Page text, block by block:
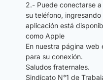
2.- Puede conectarse
su teléfono,
aplicación está
como Apple
En nuestra página
para su conexión.
Saludos fraternales.
Sindicato N°1 de